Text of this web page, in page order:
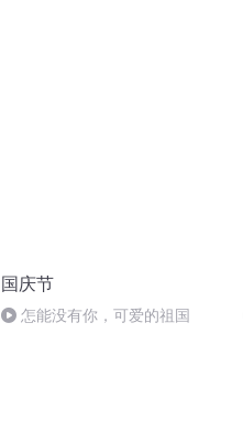
国庆节
怎能没有你，可爱的祖国